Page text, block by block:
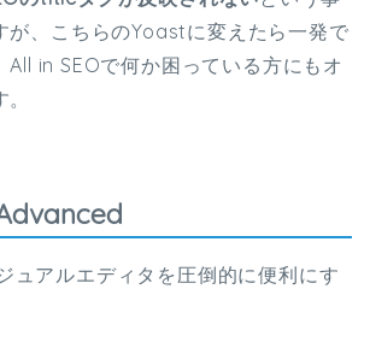
が、こちらのYoastに変えたら一発で
All in SEOで何か困っている方にもオ
ュアルエディタを圧倒的に便利にす